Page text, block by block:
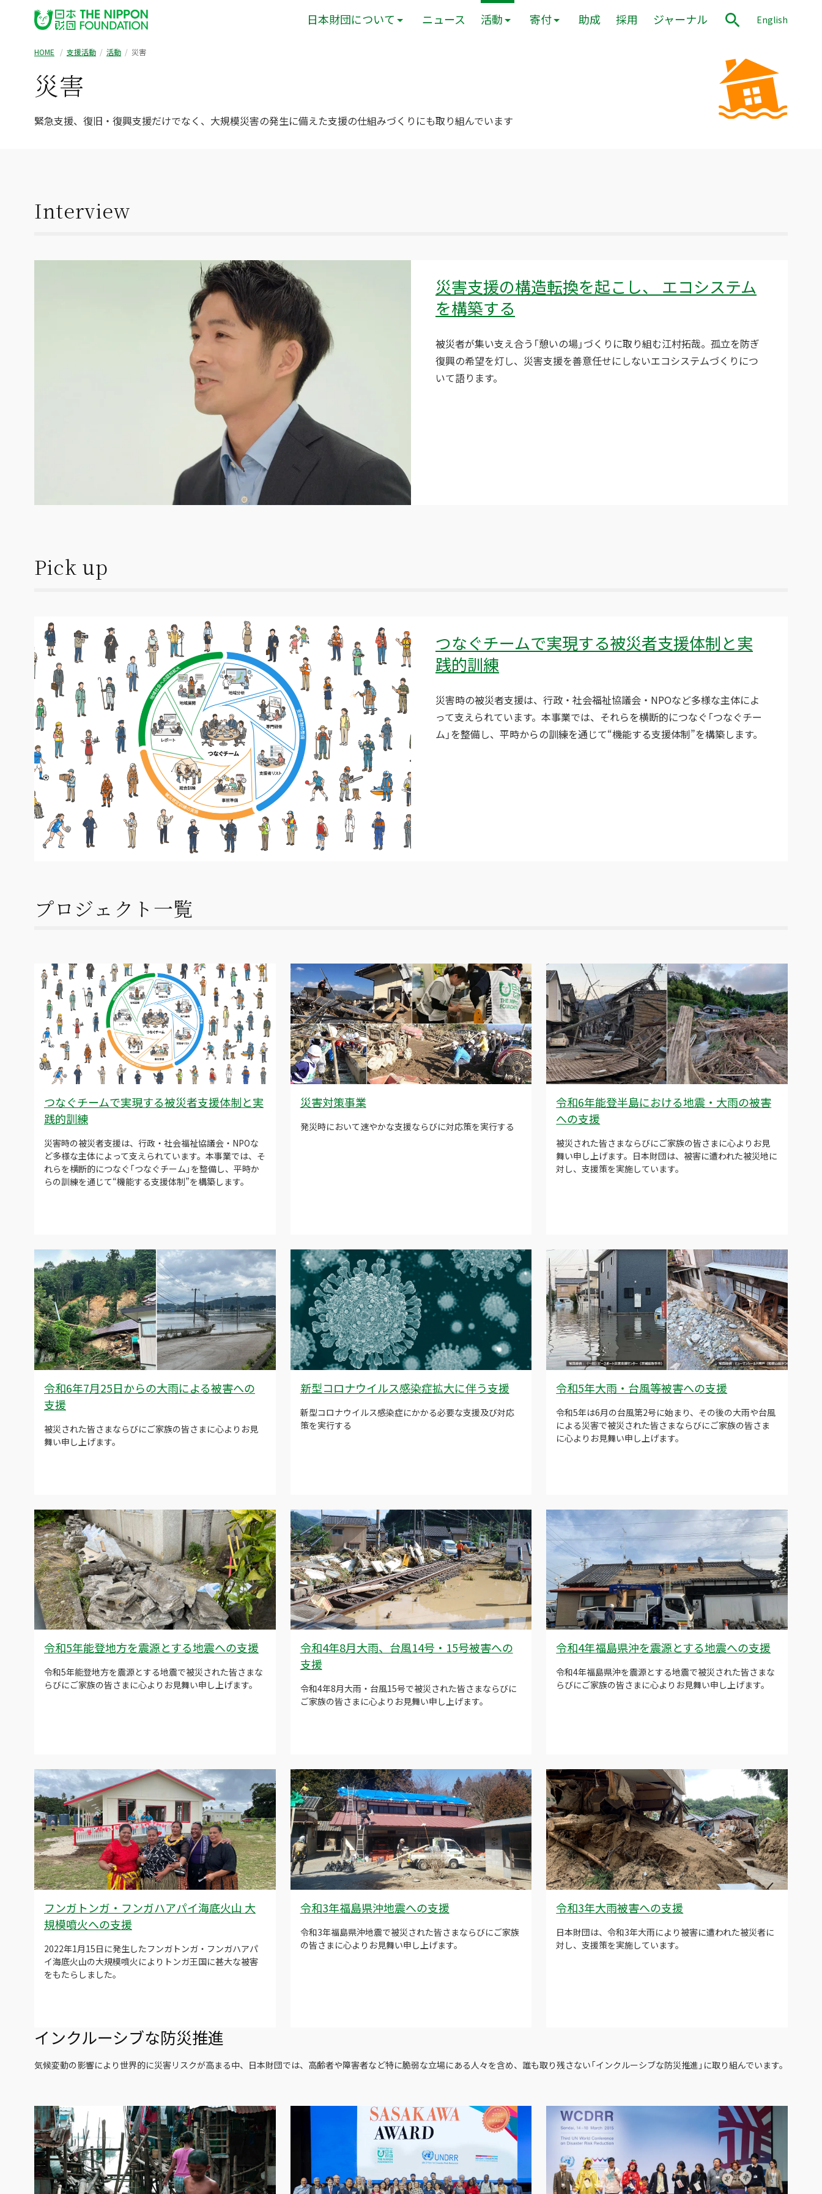
日本財団について ニュース 活動 寄付 助成 採用 ジャーナル English
HOME 支援活動 活動 災害
災害
緊急支援、復旧・復興支援だけでなく、大規模災害の発生に備えた支援の仕組みづくりにも取り組んでいます
Interview
災害支援の構造転換を起こし、
エコシステム
を構築する
被災者が集い支え合う「憩いの場」づくりに取り組む江村拓哉。孤立を防ぎ
復興の希望を灯し、災害支援を善意任せにしないエコシステムづくりにつ
いて語ります。
Pick up
つなぐチームで実現する被災者支援体制と実
践的訓練
災害時の被災者支援は、行政・社会福祉協議会・NPOなど多様な主体によ
って支えられています。本事業では、それらを横断的につなぐ「つなぐチー
ム」を整備し、平時からの訓練を通じて“機能する支援体制”を構築します。
プロジェクト一覧
つなぐチームで実現する被災者支援体制と実
践的訓練
災害時の被災者支援は、行政・社会福祉協議会・NPOな
ど多様な主体によって支えられています。本事業では、そ
れらを横断的につなぐ「つなぐチーム」を整備し、平時か
らの訓練を通じて“機能する支援体制”を構築します。
災害対策事業
発災時において速やかな支援ならびに対応策を実行する
令和6年能登半島における地震・大雨の被害
への支援
被災された皆さまならびにご家族の皆さまに心よりお見
舞い申し上げます。日本財団は、被害に遭われた被災地に
対し、支援策を実施しています。
令和6年7月25日からの大雨による被害への
支援
被災された皆さまならびにご家族の皆さまに心よりお見
舞い申し上げます。
新型コロナウイルス感染症拡大に伴う支援
新型コロナウイルス感染症にかかる必要な支援及び対応
策を実行する
令和5年大雨・台風等被害への支援
令和5年は6月の台風第2号に始まり、その後の大雨や台風
による災害で被災された皆さまならびにご家族の皆さま
に心よりお見舞い申し上げます。
令和5年能登地方を震源とする地震への支援
令和5年能登地方を震源とする地震で被災された皆さまな
らびにご家族の皆さまに心よりお見舞い申し上げます。
令和4年8月大雨、台風14号・15号被害への
支援
令和4年8月大雨・台風15号で被災された皆さまならびに
ご家族の皆さまに心よりお見舞い申し上げます。
令和4年福島県沖を震源とする地震への支援
令和4年福島県沖を震源とする地震で被災された皆さまな
らびにご家族の皆さまに心よりお見舞い申し上げます。
フンガトンガ・フンガハアパイ海底火山 大
規模噴火への支援
2022年1月15日に発生したフンガトンガ・フンガハアパ
イ海底火山の大規模噴火によりトンガ王国に甚大な被害
をもたらしました。
令和3年福島県沖地震への支援
令和3年福島県沖地震で被災された皆さまならびにご家族
の皆さまに心よりお見舞い申し上げます。
令和3年大雨被害への支援
日本財団は、令和3年大雨により被害に遭われた被災者に
対し、支援策を実施しています。
インクルーシブな防災推進
気候変動の影響により世界的に災害リスクが高まる中、日本財団では、高齢者や障害者など特に脆弱な立場にある人々を含め、誰も取り残さない「インクルーシブな防災推進」に取り組んでいます。